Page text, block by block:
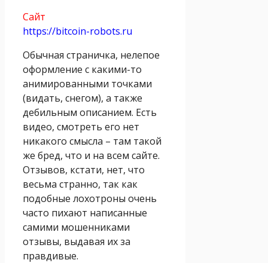
Сайт
https://bitcoin-robots.ru
Обычная страничка, нелепое
оформление с какими-то
анимированными точками
(видать, снегом), а также
дебильным описанием. Есть
видео, смотреть его нет
никакого смысла – там такой
же бред, что и на всем сайте.
Отзывов, кстати, нет, что
весьма странно, так как
подобные лохотроны очень
часто пихают написанные
самими мошенниками
отзывы, выдавая их за
правдивые.